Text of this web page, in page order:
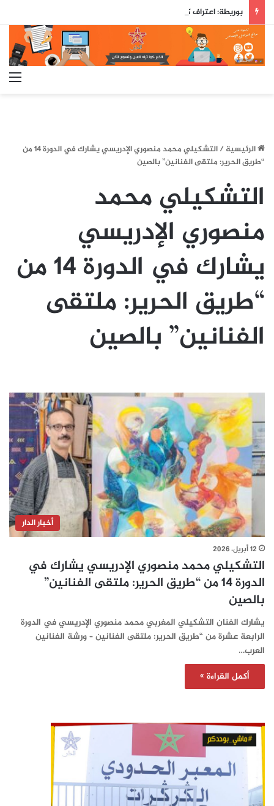
الرئيسية/
التشكيلي محمد منصوري الإدريسي يشارك في الدورة 14 من
“طريق الحرير: ملتقى الفنانين” بالصين
التشكيلي محمد
منصوري الإدريسي
يشارك في الدورة 14 من
“طريق الحرير: ملتقى
الفنانين” بالصين
أخبار الدار
12 أبريل، 2026
التشكيلي محمد منصوري الإدريسي يشارك في
الدورة 14 من “طريق الحرير: ملتقى الفنانين”
بالصين
يشارك الفنان التشكيلي المغربي محمد منصوري الإدريسي في الدورة
الرابعة عشرة من “طريق الحرير: ملتقى الفنانين – ورشة الفنانين
العرب…
أكمل القراءة »